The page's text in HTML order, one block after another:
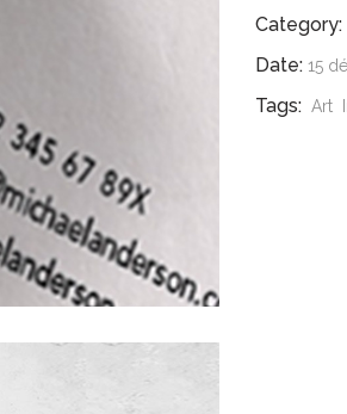
Category:
Date: 15
Tags: Art